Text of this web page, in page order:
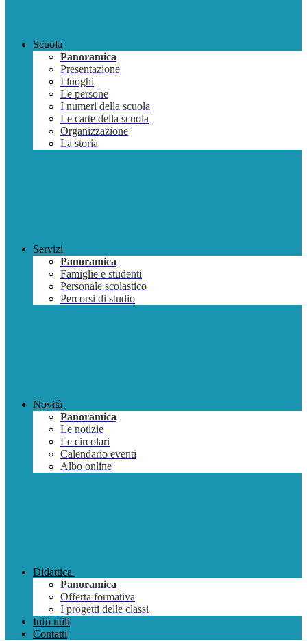
Scuola
Panoramica
Presentazione
I luoghi
Le persone
I numeri della scuola
Le carte della scuola
Organizzazione
La storia
Servizi
Panoramica
Famiglie e studenti
Personale scolastico
Percorsi di studio
Novità
Panoramica
Le notizie
Le circolari
Calendario eventi
Albo online
Didattica
Panoramica
Offerta formativa
I progetti delle classi
Info utili
Contatti